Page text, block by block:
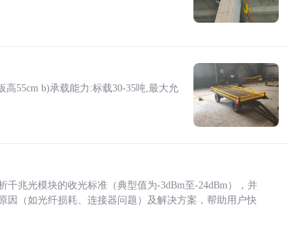
高55cm b)承载能力:标载30-35吨,最大允
兆光模块的收光标准（典型值为-3dBm至-24dBm），并
因（如光纤损耗、连接器问题）及解决方案，帮助用户快